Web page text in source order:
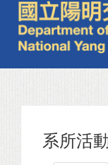
系所活